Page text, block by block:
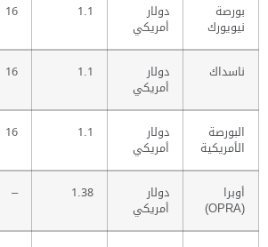
بورصة
نيويورك
دولار
أمريكي
1.1
16
ناسداك دولار
أمريكي
1.1
16
البورصة
الأمريكية
دولار
أمريكي
1.1
16
أوبرا
(OPRA)
دولار
أمريكي
1.38
–